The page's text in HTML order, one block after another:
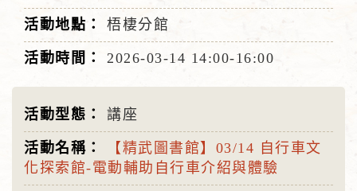
梧棲分館
2026-03-14 14:00-16:00
講座
【精武圖書館】03/14 自行車文
化探索館-電動輔助⾃⾏⾞介紹與體驗